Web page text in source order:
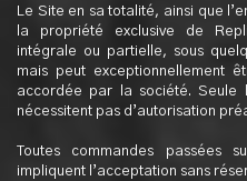
Le Site en sa totalité, ainsi que
la propriété exclusive de
intégrale ou partielle, sous
mais peut exceptionnellement
accordée par la société. Seule
nécessitent pas d’autorisation
Toutes commandes passées
impliquent l’acceptation sans